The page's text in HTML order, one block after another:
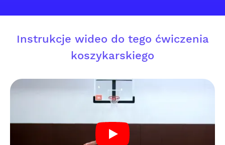
Instrukcje wideo do tego ćwiczenia
koszykarskiego